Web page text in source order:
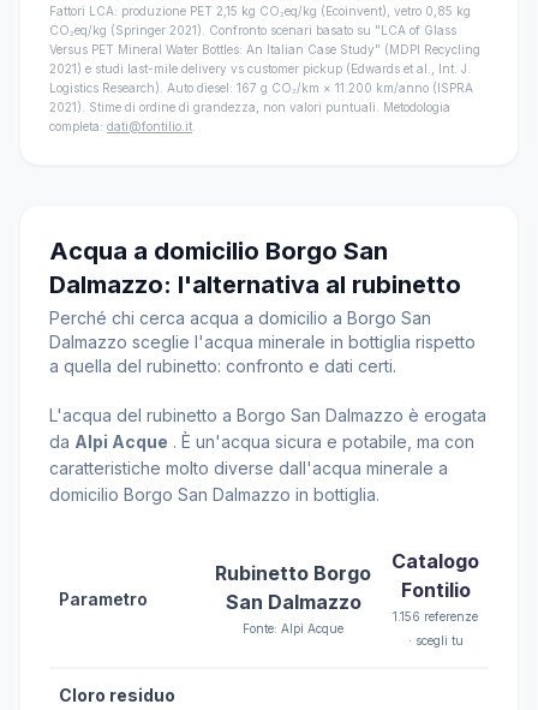
Fattori LCA: produzione PET 2,15 kg CO₂eq/kg (Ecoinvent), vetro 0,85 kg
CO₂eq/kg (Springer 2021). Confronto scenari basato su "LCA of Glass
Versus PET Mineral Water Bottles: An Italian Case Study" (MDPI Recycling
2021) e studi last-mile delivery vs customer pickup (Edwards et al., Int. J.
Logistics Research). Auto diesel: 167 g CO₂/km × 11.200 km/anno (ISPRA
2021). Stime di ordine di grandezza, non valori puntuali. Metodologia
completa: dati@fontilio.it
Acqua a domicilio Borgo San
Dalmazzo: l'alternativa al rubinetto
Perché chi cerca acqua a domicilio a Borgo San
Dalmazzo sceglie l'acqua minerale in bottiglia rispetto
a quella del rubinetto: confronto e dati certi.
L'acqua del rubinetto a Borgo San Dalmazzo è erogata
da Alpi Acque . È un'acqua sicura e potabile, ma con
caratteristiche molto diverse dall'acqua minerale a
domicilio Borgo San Dalmazzo in bottiglia.
Parametro
Rubinetto Borgo
San Dalmazzo
Fonte: Alpi Acque
Catalogo
Fontilio
1.156 referenze
· scegli tu
Cloro residuo